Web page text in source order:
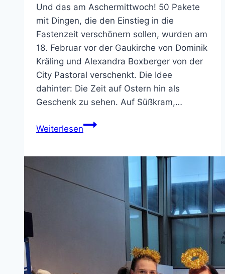
Und das am Aschermittwoch! 50 Pakete
mit Dingen, die den Einstieg in die
Fastenzeit verschönern sollen, wurden am
18. Februar vor der Gaukirche von Dominik
Kräling und Alexandra Boxberger von der
City Pastoral verschenkt. Die Idee
dahinter: Die Zeit auf Ostern hin als
Geschenk zu sehen. Auf Süßkram,…
WeiterlesenEin